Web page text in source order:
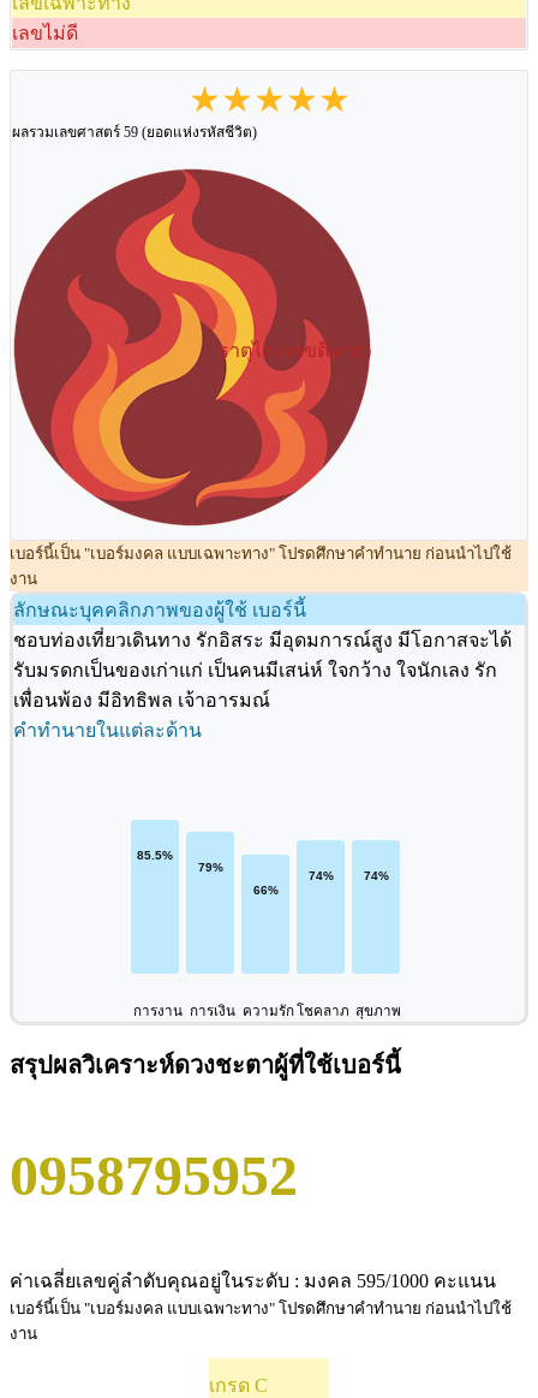
เลขไม่ดี
★★★★★
ผลรวมเลขศาสตร์ 59 (ยอดแห่งรหัสชีวิต)
ธาตุไฟ (เลขดีมาก)
เบอร์นี้เป็น "เบอร์มงคล แบบเฉพาะทาง" โปรดศึกษาคำทำนาย ก่อนนำไปใช้
งาน
ลักษณะบุคคลิกภาพของผู้ใช้ เบอร์นี้
ชอบท่องเที่ยวเดินทาง รักอิสระ มีอุดมการณ์สูง มีโอกาสจะได้
รับมรดกเป็นของเก่าแก่ เป็นคนมีเสน่ห์ ใจกว้าง ใจนักเลง รัก
เพื่อนพ้อง มีอิทธิพล เจ้าอารมณ์
คำทำนายในแต่ละด้าน
การงาน การเงิน ความรักโชคลาภ สุขภาพ
สรุปผลวิเคราะห์ดวงชะตาผู้ที่ใช้เบอร์นี้
0958795952
ค่าเฉลี่ยเลขคู่ลำดับคุณอยู่ในระดับ : มงคล 595/1000 คะแนน
เบอร์นี้เป็น "เบอร์มงคล แบบเฉพาะทาง" โปรดศึกษาคำทำนาย ก่อนนำไปใช้
งาน
เกรด C